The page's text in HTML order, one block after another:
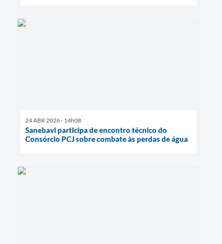
24 ABR 2026 - 14h08
Sanebavi participa de encontro técnico do
Consórcio PCJ sobre combate às perdas de água